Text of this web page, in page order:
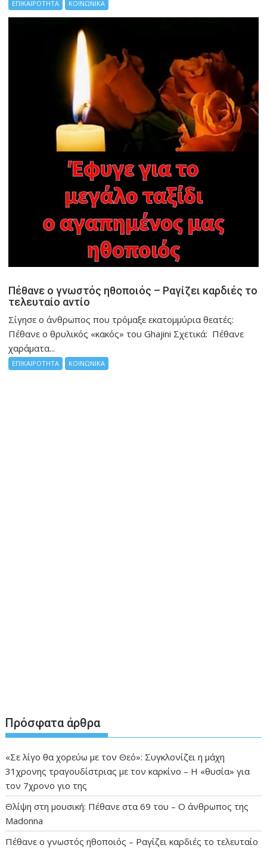
ΕΠΙΚΑΙΡΟΤΗΤΑ ΚΟΙΝΩΝΙΚΑ
Πέθανε ο γνωστός ηθοποιός – Ραγίζει καρδιές το
τελευταίο αντίο
Σίγησε ο άνθρωπος που τρόμαξε εκατομμύρια θεατές:
Πέθανε ο θρυλικός «κακός» του Ghajini Σχετικά: Πέθανε
χαράματα...
ΕΠΙΚΑΙΡΟΤΗΤΑ ΚΟΙΝΩΝΙΚΑ
Πρόσφατα άρθρα
«Σε λίγο θα χορεύω με τον Θεό»: Συγκλονίζει η μάχη
31χρονης τραγουδίστριας με τον καρκίνο – Η «θυσία» για
τον 7χρονο γιο της
Θλίψη στη μουσική: Πέθανε στα 69 του – Ο άνθρωπος της
Madonna
Πέθανε ο γνωστός ηθοποιός – Ραγίζει καρδιές το τελευταίο